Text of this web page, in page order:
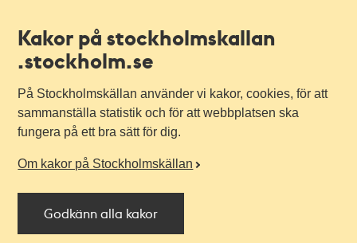
Kakor på stockholmskallan
.stockholm.se
På Stockholmskällan använder vi kakor, cookies, för att
sammanställa statistik och för att webbplatsen ska
fungera på ett bra sätt för dig.
Om kakor på Stockholmskällan
Godkänn alla kakor